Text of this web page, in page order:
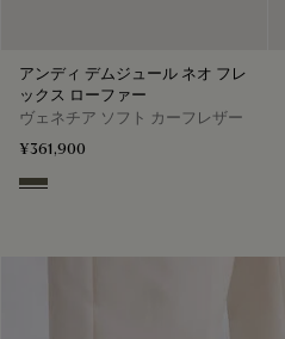
アンディ デムジュール ネオ フレ
ックス ローファー
ヴェネチア ソフト カーフレザー
¥361,900
Selva Oscura